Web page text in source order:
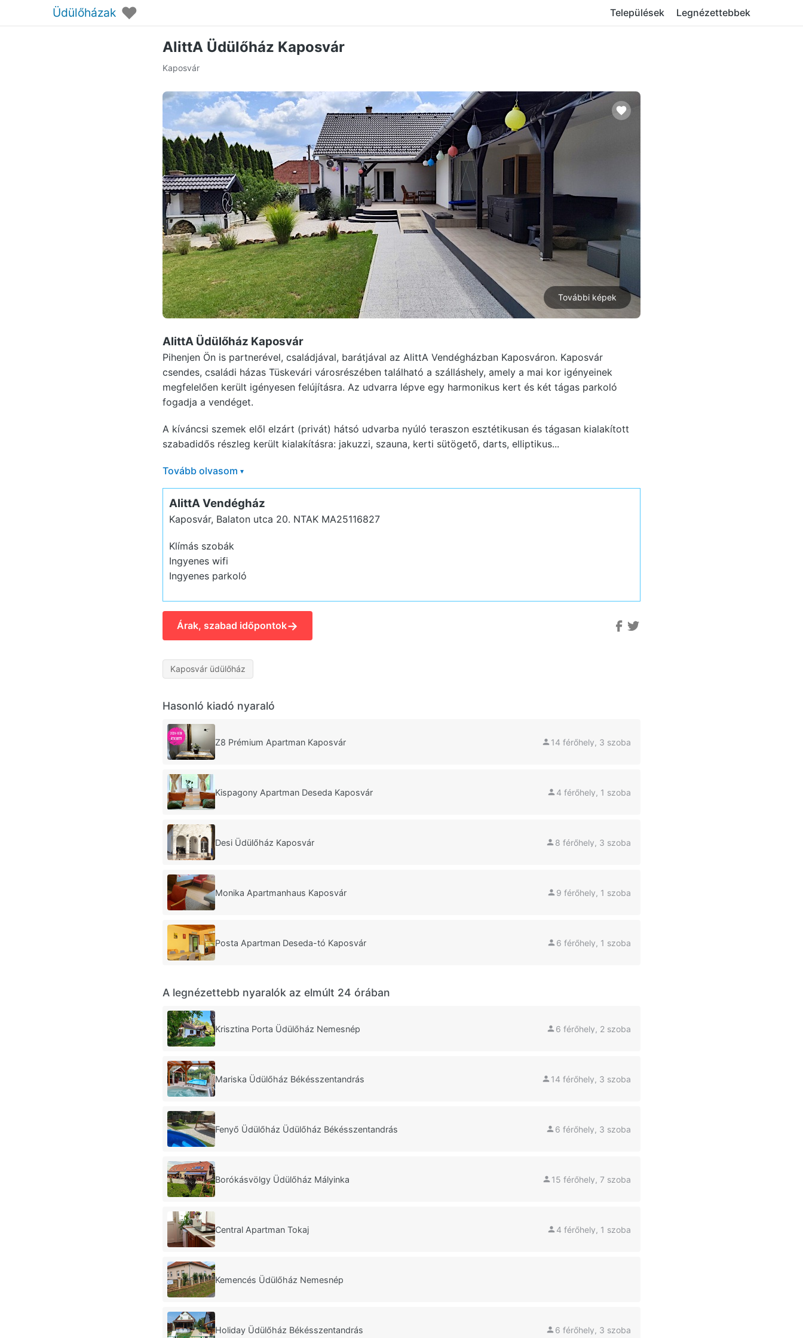
Üdülőházak ♥ Települések Legnézettebbek
AlittA Üdülőház Kaposvár
Kaposvár
További képek
AlittA Üdülőház Kaposvár
Pihenjen Ön is partnerével, családjával, barátjával az AlittA Vendégházban Kaposváron. Kaposvár
csendes, családi házas Tüskevári városrészében található a szálláshely, amely a mai kor igényeinek
megfelelően került igényesen felújításra. Az udvarra lépve egy harmonikus kert és két tágas parkoló
fogadja a vendéget.
A kíváncsi szemek elől elzárt (privát) hátsó udvarba nyúló teraszon esztétikusan és tágasan kialakított
szabadidős részleg került kialakításra: jakuzzi, szauna, kerti sütögető, darts, elliptikus...
Tovább olvasom ▾
AlittA Vendégház
Kaposvár, Balaton utca 20. NTAK MA25116827
Klímás szobák
Ingyenes wifi
Ingyenes parkoló
Árak, szabad időpontok→
Kaposvár üdülőház
Hasonló kiadó nyaraló
Z8 Prémium Apartman Kaposvár 14 férőhely, 3 szoba
Kispagony Apartman Deseda Kaposvár 4 férőhely, 1 szoba
Desi Üdülőház Kaposvár 8 férőhely, 3 szoba
Monika Apartmanhaus Kaposvár 9 férőhely, 1 szoba
Posta Apartman Deseda-tó Kaposvár 6 férőhely, 1 szoba
A legnézettebb nyaralók az elmúlt 24 órában
Krisztina Porta Üdülőház Nemesnép 6 férőhely, 2 szoba
Mariska Üdülőház Békésszentandrás 14 férőhely, 3 szoba
Fenyő Üdülőház Üdülőház Békésszentandrás 6 férőhely, 3 szoba
Borókásvölgy Üdülőház Mályinka 15 férőhely, 7 szoba
Central Apartman Tokaj 4 férőhely, 1 szoba
Kemencés Üdülőház Nemesnép
Holiday Üdülőház Békésszentandrás 6 férőhely, 3 szoba